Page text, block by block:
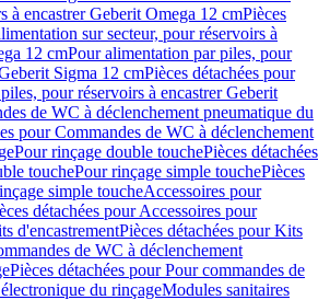
à encastrer Geberit Omega 12 cmPièces
sur secteur, pour réservoirs à
12 cmPour alimentation par piles, pour
Sigma 12 cmPièces détachées pour
pour réservoirs à encastrer Geberit
de WC à déclenchement pneumatique du
pour Commandes de WC à déclenchement
Pour rinçage double touchePièces détachées
touchePour rinçage simple touchePièces
simple toucheAccessoires pour
détachées pour Accessoires pour
d'encastrementPièces détachées pour Kits
de WC à déclenchement
Pièces détachées pour Pour commandes de
du rinçageModules sanitaires